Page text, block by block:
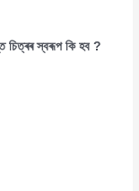
চিত্ৰৰ স্বৰূপ কি হব ?